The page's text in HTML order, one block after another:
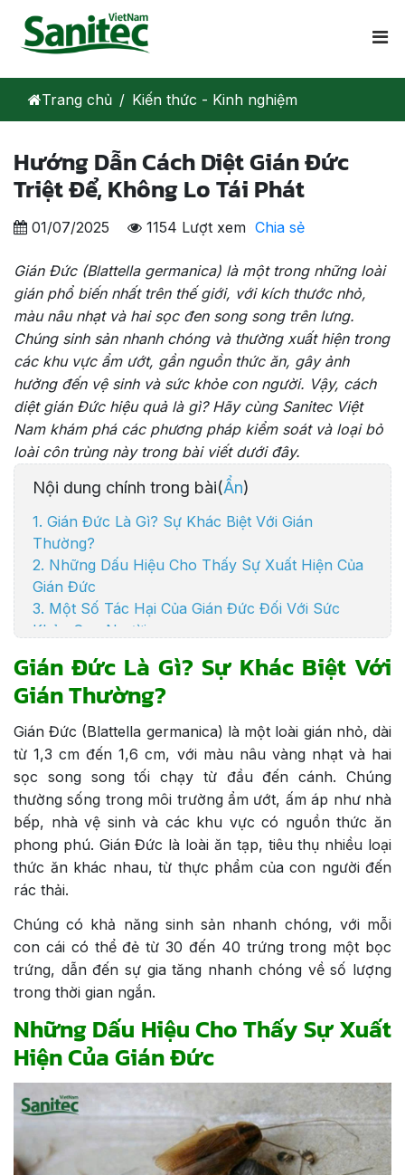
Trang chủ Kiến thức - Kinh nghiệm
Hướng Dẫn Cách Diệt Gián Đức
Triệt Để, Không Lo Tái Phát
01/07/2025 1154 Lượt xem Chia sẻ
Gián Đức (Blattella germanica) là một trong những loài
gián phổ biến nhất trên thế giới, với kích thước nhỏ,
màu nâu nhạt và hai sọc đen song song trên lưng.
Chúng sinh sản nhanh chóng và thường xuất hiện trong
các khu vực ẩm ướt, gần nguồn thức ăn, gây ảnh
hưởng đến vệ sinh và sức khỏe con người. Vậy, cách
diệt gián Đức hiệu quả là gì? Hãy cùng Sanitec Việt
Namkhám phá các phương pháp kiểm soát và loại bỏ
loài côn trùng này trong bài viết dưới đây.
Nội dung chính trong bài(Ẩn)
1. Gián Đức Là Gì? Sự Khác Biệt Với Gián
Thường?
2. Những Dấu Hiệu Cho Thấy Sự Xuất Hiện Của
Gián Đức
3. Một Số Tác Hại Của Gián Đức Đối Với Sức
Khỏe Con Người
Nhiên Bạn Nên Áp Dụng Ngay
4.1 1. Cách Diệt Gián Đức Bằng Baking Soda
Cam Quýt
4.3 3. Cách Diệt Gián Đức Bằng Hàn The
4.4 4. Cách Diệt Gián Đức Bằng Tinh Dầu
4.5 5. Cách Diệt Gián Đức Bằng Giấm
4.6 6. Cách Diệt Gián Đức Bằng Bã Cà Phê
5. Sanitec Việt Nam – Đơn Vị Chuyên Cung Cấp
Dịch Vụ Diệt Gián Đức An Toàn, Nhanh Chóng
Gián Đức Là Gì? Sự Khác Biệt Với
Gián Thường?
Gián Đức (Blattella germanica) là một loài gián nhỏ, dài
từ 1,3 cm đến 1,6 cm, với màu nâu vàng nhạt và hai
sọc song song tối chạy từ đầu đến cánh. Chúng
thường sống trong môi trường ẩm ướt, ấm áp như nhà
bếp, nhà vệ sinh và các khu vực có nguồn thức ăn
phong phú. Gián Đức là loài ăn tạp, tiêu thụ nhiều loại
thức ăn khác nhau, từ thực phẩm của con người đến
rác thải.
Chúng có khả năng sinh sản nhanh chóng, với mỗi
con cái có thể đẻ từ 30 đến 40 trứng trong một bọc
trứng, dẫn đến sự gia tăng nhanh chóng về số lượng
trong thời gian ngắn.
Những Dấu Hiệu Cho Thấy Sự Xuất
Hiện Của Gián Đức